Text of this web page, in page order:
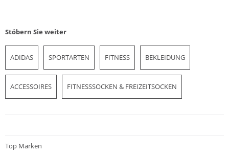
Stöbern Sie weiter
ADIDAS SPORTARTEN FITNESS BEKLEIDUNG
ACCESSOIRES FITNESSSOCKEN & FREIZEITSOCKEN
Top Marken